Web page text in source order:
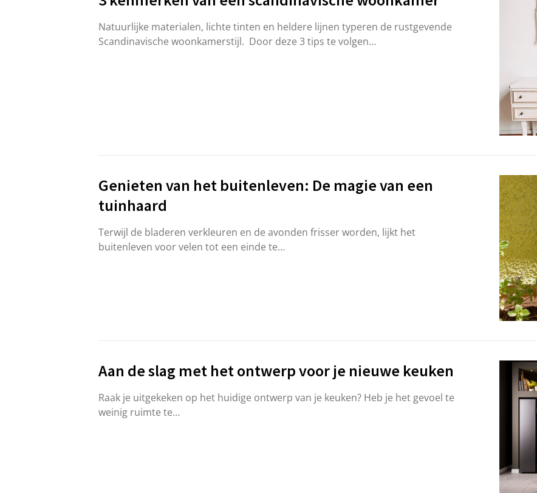
Natuurlijke materialen, lichte tinten en heldere lijnen typeren de rustgevende
Scandinavische woonkamerstijl. Door deze 3 tips te volgen…
Genieten van het buitenleven: De magie van een
tuinhaard
Terwijl de bladeren verkleuren en de avonden frisser worden, lijkt het
buitenleven voor velen tot een einde te…
Aan de slag met het ontwerp voor je nieuwe keuken
Raak je uitgekeken op het huidige ontwerp van je keuken? Heb je het gevoel te
weinig ruimte te…